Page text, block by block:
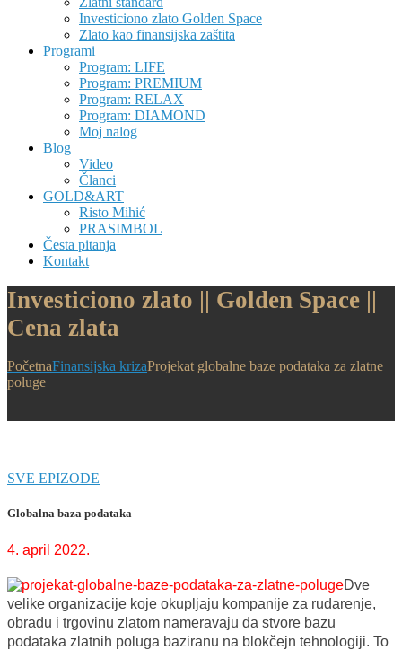
Investiciono zlato Golden Space
Zlato kao finansijska zaštita
Programi
Program: LIFE
Program: PREMIUM
Program: RELAX
Program: DIAMOND
Moj nalog
Blog
Video
Članci
GOLD&ART
Risto Mihić
PRASIMBOL
Česta pitanja
Kontakt
Investiciono zlato || Golden Space ||
Cena zlata
PočetnaFinansijska krizaProjekat globalne baze podataka za zlatne
poluge
SVE EPIZODE
Globalna baza podataka
4. april 2022.
Dve
velike organizacije koje okupljaju kompanije za rudarenje,
obradu i trgovinu zlatom nameravaju da stvore bazu
podataka zlatnih poluga baziranu na blokčejn tehnologiji. To